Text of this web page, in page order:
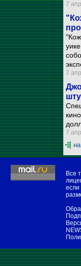
7
7
7
Все
если